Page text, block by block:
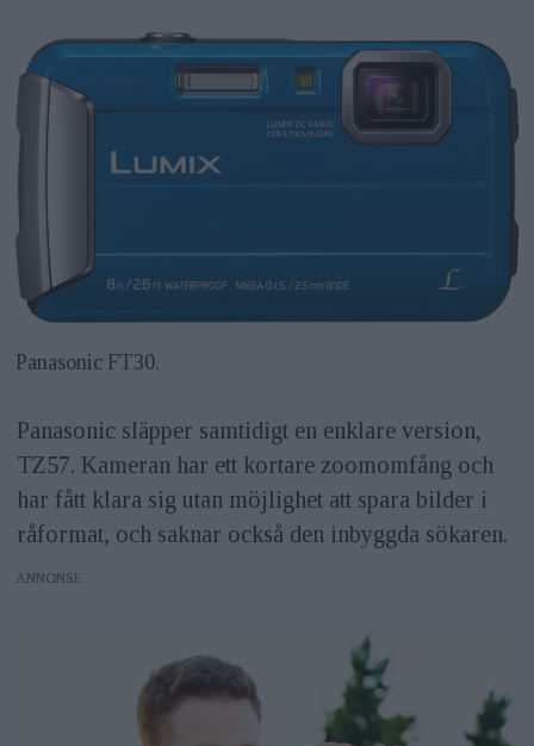
Panasonic FT30.
Panasonic släpper samtidigt en enklare version,
TZ57. Kameran har ett kortare zoomomfång och
har fått klara sig utan möjlighet att spara bilder i
råformat, och saknar också den inbyggda sökaren.
ANNONS